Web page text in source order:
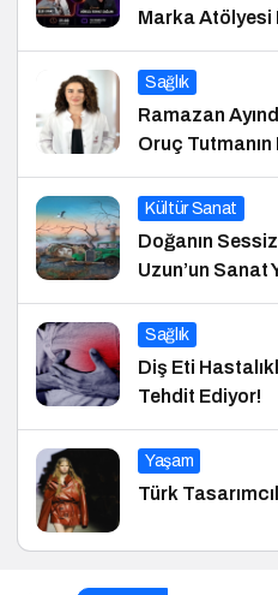
Marka Atölyesi
Sağlık
Ramazan
Oruç Tutmanın
Kültür Sanat
Doğanın
Uzun’un Sanat
Sağlık
Diş Eti
Tehdit Ediyor!
Yaşam
Türk